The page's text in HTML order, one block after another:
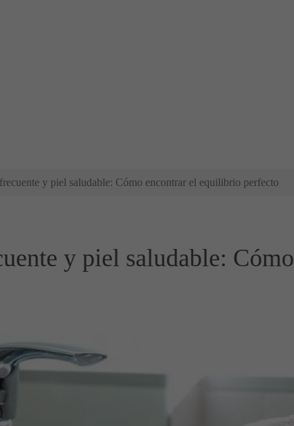
y piel saludable: Cómo encontrar el equilibrio perfecto
y piel saludable: